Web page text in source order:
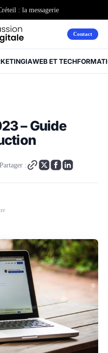
: la messagerie
de l’Académie
Contact
IAWEB ET TECH
– Guide
Partager :